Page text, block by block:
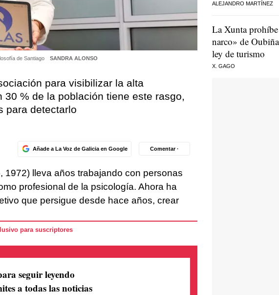
de Santiago SANDRA ALONSO
para visibilizar la alta
% de la población tiene este rasgo,
para detectarlo
Añade a La Voz de Galicia en Google Comentar ·
1972) lleva años trabajando con personas
profesional de la psicología. Ahora ha
que persigue desde hace años, crear
para suscriptores
seguir leyendo
a todas las noticias
ALEJANDRO MARTÍNEZ
La Xunta
narco» de
ley de turismo
X. GAGO